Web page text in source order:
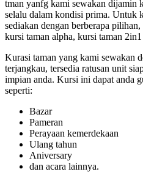
tman yanfg kami sewakan dijamin
selalu dalam kondisi prima. Untuk
sediakan dengan berberapa
kursi taman alpha, kursi taman
Kurasi taman yang kami sewakan
terjangkau, tersedia ratusan unit
impian anda. Kursi ini dapat anda
seperti:
Bazar
Pameran
Perayaan kemerdekaan
Ulang tahun
Aniversary
dan acara lainnya.